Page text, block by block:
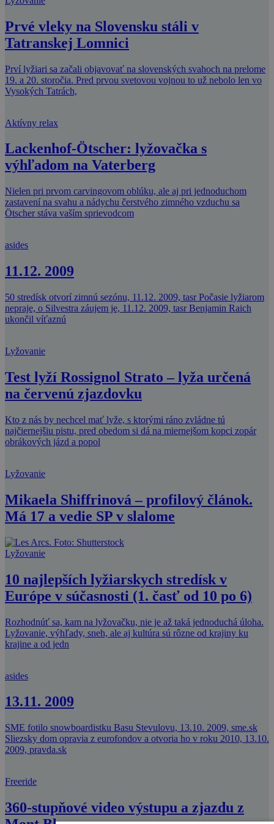
Prvé vleky na Slovensku stáli v
Tatranskej Lomnici
Prví lyžiari sa začali objavovať na slovenských svahoch na prelome
19. a 20. storočia. Pred prvou svetovou vojnou to už nebolo len vo
Vysokých Tatrách,
Aktívny relax
Lackenhof-Ötscher: lyžovačka s
výhľadom na Vaterberg
Nielen pri prvom carvingovom oblúku, ale aj pri jednoduchom
zastavení na svahu a nádychu čerstvého zimného vzduchu sa
Ötscher stáva vaším sprievodcom
asides
11.12. 2009
50 stredísk otvorí zimnú sezónu, 11.12. 2009, tasr Počasie lyžiarom
nepraje, o Silvestra záujem je, 11.12. 2009, tasr Benjamin Raich
ukončil víťaznú
Lyžovanie
Test lyží Rossignol Strato – lyža určená
na červenú zjazdovku
Kto z nás by nechcel mať lyže, s ktorými ráno zvládne tú
najčiernejšiu pistu, pred obedom si dá na miernejšom kopci zopár
obrákových jázd a popol
Lyžovanie
Mikaela Shiffrinová – profilový článok.
Má 17 a vedie SP v slalome
Lyžovanie
10 najlepších lyžiarskych stredísk v
Európe v súčasnosti (1. časť od 10 po 6)
Rozhodnúť sa, kam na lyžovačku, nie je až taká jednoduchá úloha.
Lyžovanie, výhľady, sneh, ale aj kultúra sú rôzne od krajiny ku
krajine a od jedn
asides
13.11. 2009
SME fotilo snowboardistku Basu Stevulovu, 13.10. 2009, sme.sk
Sliezsky dom opravia z eurofondov a otvoria ho v roku 2010, 13.10.
2009, pravda.sk
Freeride
360-stupňové video výstupu a zjazdu z